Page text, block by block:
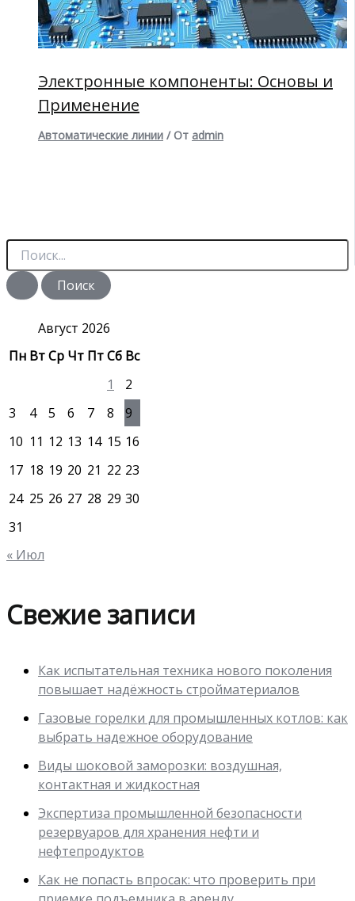
Электронные компоненты: Основы и
Применение
Автоматические линии / От admin
П
и
с
Август 2026
Пн ВтСр Чт ПтСб Вс
1
2
3
4 5 6 7 8
9
10 11 12 13 14 15 16
17 18 19 20 21 22 23
24 25 26 27 28 29 30
31
« Июл
Свежие записи
Как испытательная техника нового поколения
повышает надёжность стройматериалов
Газовые горелки для промышленных котлов: как
выбрать надежное оборудование
Виды шоковой заморозки: воздушная,
контактная и жидкостная
Экспертиза промышленной безопасности
резервуаров для хранения нефти и
нефтепродуктов
Как не попасть впросак: что проверить при